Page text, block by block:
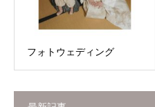
フォトウェディング